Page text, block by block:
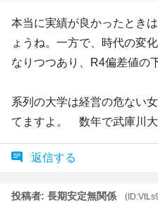
本当に実績が良かったとき
ょうね。一方で、時代の変
なりつつあり、R4偏差値の
系列の大学は経営の危ない
てますよ。 数年で武庫川大
返信する
投稿者: 長期安定無関係